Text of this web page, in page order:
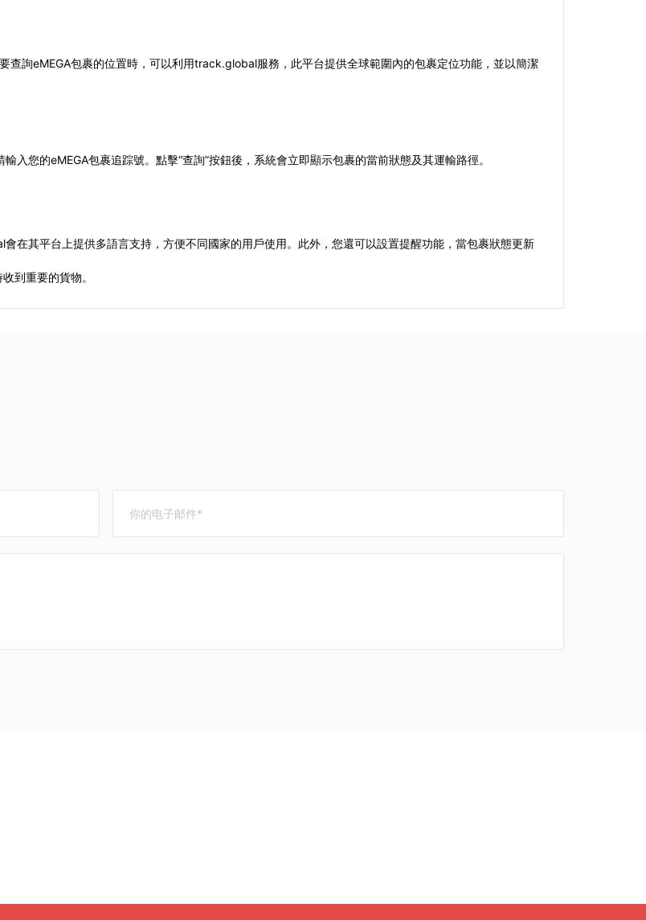
查詢eMEGA包裹的位置時，可以利用track.global服務，此平台提供全球範圍內的包裹定位功能，並以簡潔
您的eMEGA包裹追踪號。點擊“查詢”按鈕後，系統會立即顯示包裹的當前狀態及其運輸路徑。
在其平台上提供多語言支持，方便不同國家的用戶使用。此外，您還可以設置提醒功能，當包裹狀態更新
到重要的貨物。